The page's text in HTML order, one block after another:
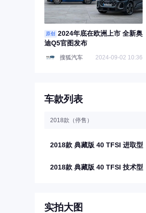
原创
2024年底在欧洲上市 全新奥
迪Q5官图发布
搜狐汽车 2024-09-02 10:36
车款列表
2018款（停售）
2018款 典藏版 40 TFSI 进取型
2018款 典藏版 40 TFSI 技术型
实拍大图